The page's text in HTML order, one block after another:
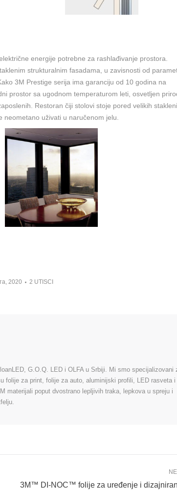
energije potrebne za rashlađivanje prostora.
strukturalnim fasadama, u zavisnosti od
3M Prestige serija ima garanciju od 10 godina na
prostor sa ugodnom temperaturom leti, osvetljen
Restoran čiji stolovi stoje pored velikih
uživati u naručenom jelu.
2020 2 UTISCI
G.O.Q. LED i OLFA u Srbiji. Mi smo specijalizovani
folije za print, folije za auto, aluminijski profili, LED rasveta i
materijali poput dvostrano lepljivih traka, lepkova u spreju i
3M™ DI-NOC™ folije za uređenje i